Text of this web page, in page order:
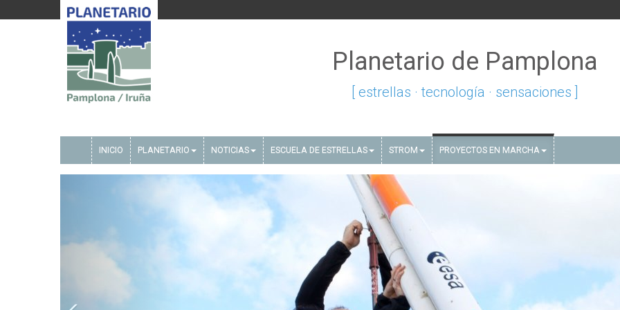
Planetario de Pamplona
[ estrellas · tecnología · sensaciones ]
INICIO PLANETARIO NOTICIAS ESCUELA DE ESTRELLAS STROM PROYECTOS EN MARCHA
Anterior